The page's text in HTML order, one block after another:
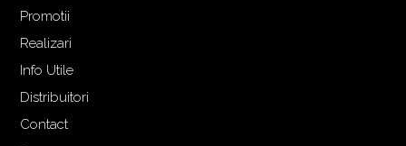
Promotii
Realizari
Info Utile
Distribuitori
Contact